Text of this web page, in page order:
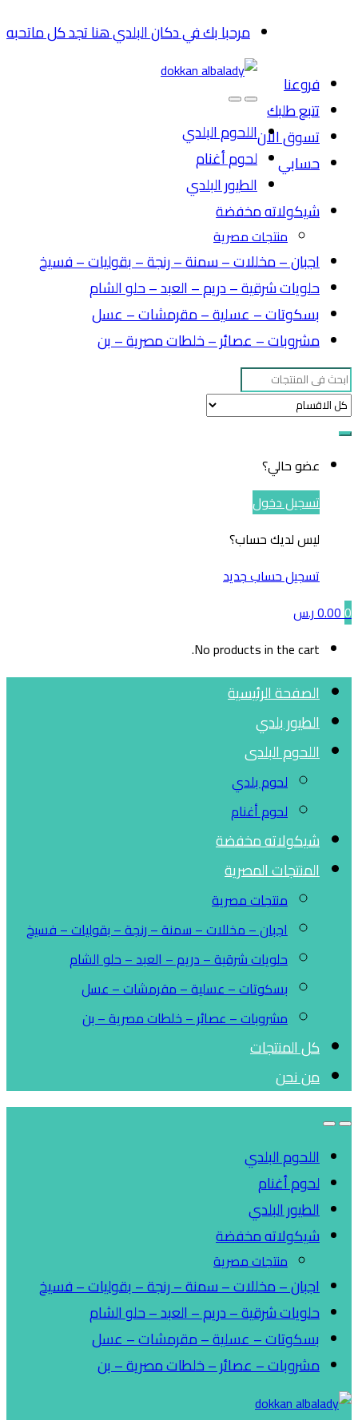
مرحبا بك في دكان البلدي هنا تجد كل ماتحبه
فروعنا
تتبع طلبك
تسوق الان
حسابي
اللحوم البلدي
لحوم أغنام
الطيور البلدي
شيكولاته مخفضة
منتجات مصرية
اجبان – مخللات – سمنة – رنجة – بقوليات – فسيخ
حلويات شرقية – دريم – العبد – حلو الشام
بسكوتات – عسلية – مقرمشات – عسل
مشروبات – عصائر – خلطات مصرية – بن
Search
for:
عضو حالي؟
تسجيل دخول
ليس لديك حساب؟
تسجيل حساب جديد
0
0.00ر.س
No products in the cart.
الصفحة الرئيسية
الطيور بلدي
اللحوم البلدى
لحوم بلدي
لحوم أغنام
شيكولاته مخفضة
المنتجات المصرية
منتجات مصرية
اجبان – مخللات – سمنة – رنجة – بقوليات – فسيخ
حلويات شرقية – دريم – العبد – حلو الشام
بسكوتات – عسلية – مقرمشات – عسل
مشروبات – عصائر – خلطات مصرية – بن
كل المنتجات
من نحن
اللحوم البلدي
لحوم أغنام
الطيور البلدي
شيكولاته مخفضة
منتجات مصرية
اجبان – مخللات – سمنة – رنجة – بقوليات – فسيخ
حلويات شرقية – دريم – العبد – حلو الشام
بسكوتات – عسلية – مقرمشات – عسل
مشروبات – عصائر – خلطات مصرية – بن